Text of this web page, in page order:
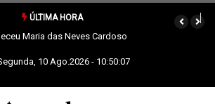
ÚLTIMA HORA
Quando os nossos animais
morrem merecem dignidade
10 Ago.2026 - 10:50:07